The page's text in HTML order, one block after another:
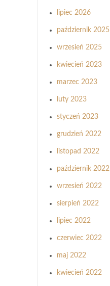
lipiec 2026
październik 2025
wrzesień 2025
kwiecień 2023
marzec 2023
luty 2023
styczeń 2023
grudzień 2022
listopad 2022
październik 2022
wrzesień 2022
sierpień 2022
lipiec 2022
czerwiec 2022
maj 2022
kwiecień 2022